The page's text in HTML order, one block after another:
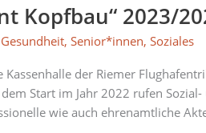
Kopfbau“ 2023/
,Senior*innen,Soziales
der Riemer
Start im Jahr 2022 rufen
wie auch ehrenamtliche